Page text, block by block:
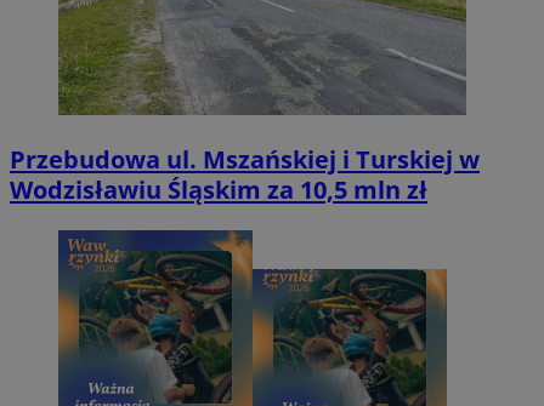
Przebudowa ul. Mszańskiej i Turskiej w
Wodzisławiu Śląskim za 10,5 mln zł